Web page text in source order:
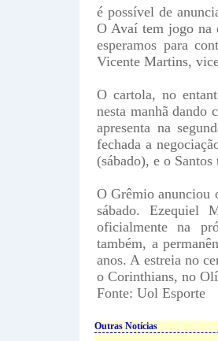
é possível de
O Avaí tem jogo na
esperamos para
Vicente Martins,
O cartola, no
nesta manhã dando
apresenta na
fechada a
(sábado), e o
O Grêmio anunciou
sábado. Ezequiel
oficialmente na
também, a
anos. A estreia no
o Corinthians, no
Fonte: Uol Esporte
Outras Notícias